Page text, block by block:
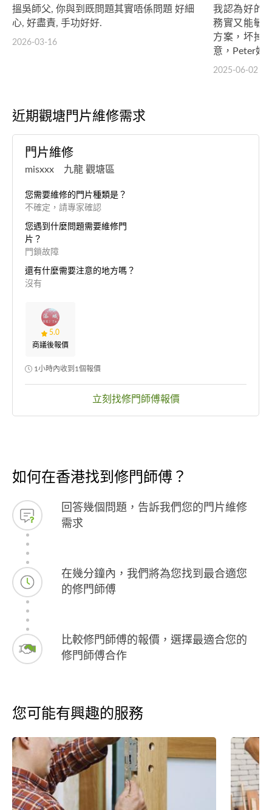
搵吳師父, 你與到既問題其實唔係問題 好細
心, 好盡責, 手功好好.
2026-03-16
我認為好的
務實又能敏
方案，坏掉
意，Peter好棒
2025-06-02
近期觀塘門片維修需求
門片維修
misxxx 九龍 觀塘區
您需要維修的門片種類是？
不確定，請專家確認
您遇到什麼問題需要維修門
片？
門鎖故障
還有什麼需要注意的地方嗎？
沒有
5.0
商議後報價
1小時內收到1個報價
立刻找修門師傅報價
如何在香港找到修門師傅？
回答幾個問題，告訴我們您的門片維修
需求
在幾分鐘內，我們將為您找到最合適您
的修門師傅
比較修門師傅的報價，選擇最適合您的
修門師傅合作
您可能有興趣的服務